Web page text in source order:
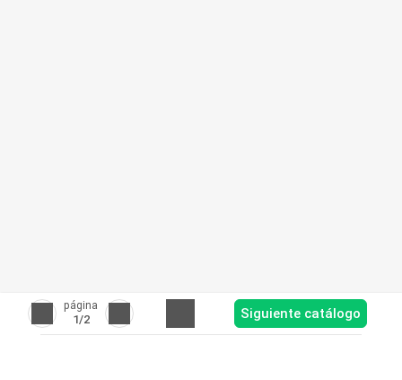
página
1/2 Siguiente catálogo